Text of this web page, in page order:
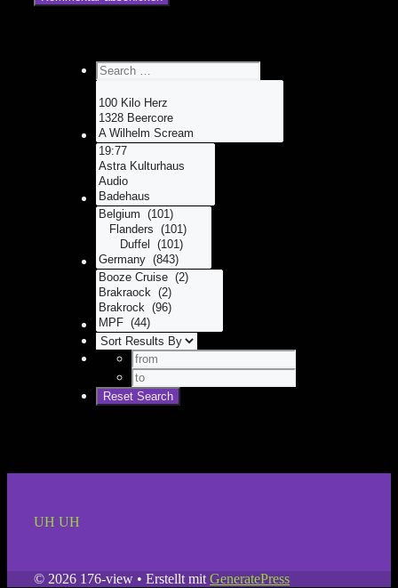
UH UH
© 2026 176-view • Erstellt mit GeneratePress